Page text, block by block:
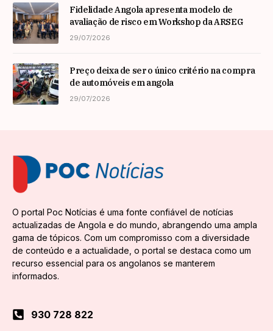
Fidelidade Angola apresenta modelo de
avaliação de risco em Workshop da ARSEG
29/07/2026
Preço deixa de ser o único critério na compra
de automóveis em angola
29/07/2026
O portal Poc Notícias é uma fonte confiável de notícias
actualizadas de Angola e do mundo, abrangendo uma ampla
gama de tópicos. Com um compromisso com a diversidade
de conteúdo e a actualidade, o portal se destaca como um
recurso essencial para os angolanos se manterem
informados.
930 728 822